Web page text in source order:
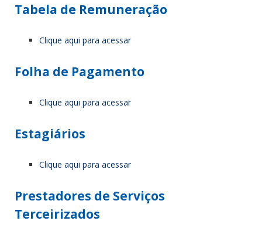
Tabela de Remuneração
Clique aqui para acessar
Folha de Pagamento
Clique aqui para acessar
Estagiários
Clique aqui para acessar
Prestadores de Serviços
Terceirizados